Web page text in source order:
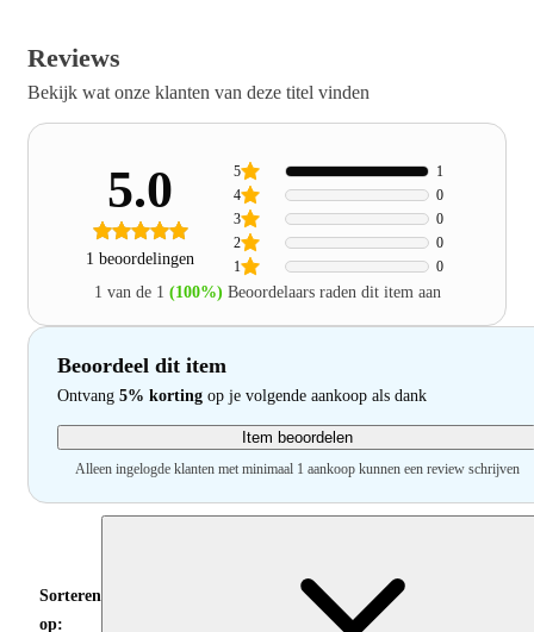
Reviews
Bekijk wat onze klanten van deze titel vinden
5.0
1 beoordelingen 1 0
2 0
3 0
4 0
5 1
1 van de 1 (100%) Beoordelaars raden dit item aan
Beoordeel dit item
Ontvang 5% korting op je volgende aankoop als dank
Item beoordelen
Alleen ingelogde klanten met minimaal 1 aankoop kunnen een review schrijven
Sorteren
op: